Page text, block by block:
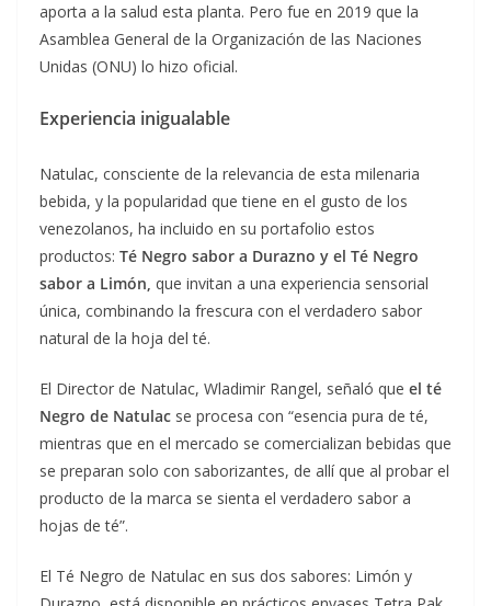
aporta a la salud esta planta. Pero fue en 2019 que la
Asamblea General de la Organización de las Naciones
Unidas (ONU) lo hizo oficial.
Experiencia inigualable
Natulac, consciente de la relevancia de esta milenaria
bebida, y la popularidad que tiene en el gusto de los
venezolanos, ha incluido en su portafolio estos
productos: Té Negro sabor a Durazno y el Té Negro
sabor a Limón, que invitan a una experiencia sensorial
única, combinando la frescura con el verdadero sabor
natural de la hoja del té.
El Director de Natulac, Wladimir Rangel, señaló que el té
Negro de Natulac se procesa con “esencia pura de té,
mientras que en el mercado se comercializan bebidas que
se preparan solo con saborizantes, de allí que al probar el
producto de la marca se sienta el verdadero sabor a
hojas de té”.
El Té Negro de Natulac en sus dos sabores: Limón y